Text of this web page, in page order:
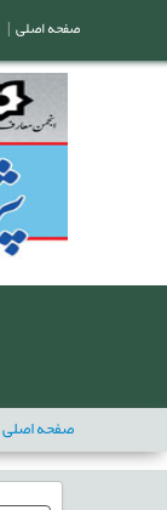
صفحه اصلی
صفحه اصلی |